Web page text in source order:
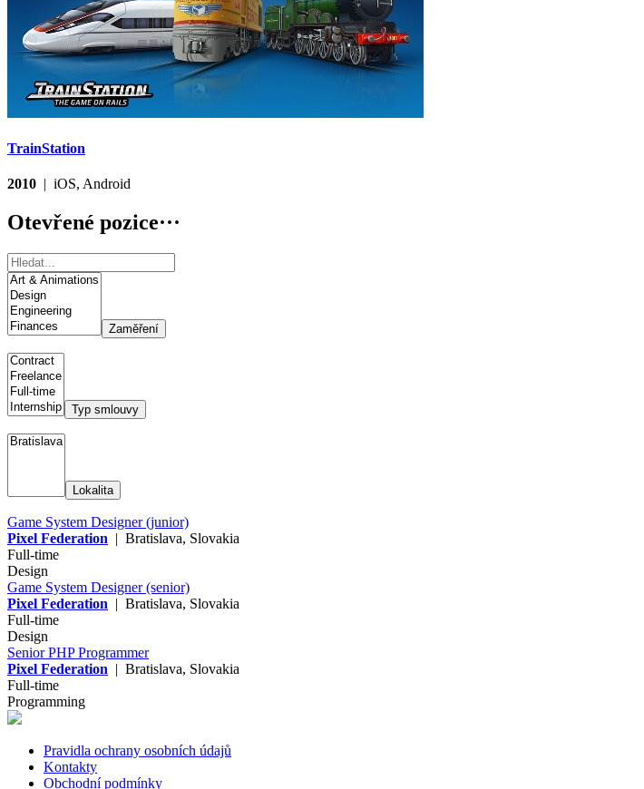
TrainStation
2010 | iOS, Android
Otevřené pozice···
Zaměření
Typ smlouvy
Lokalita
Game System Designer (junior)
Pixel Federation | Bratislava, Slovakia
Full-time
Design
Game System Designer (senior)
Pixel Federation | Bratislava, Slovakia
Full-time
Design
Senior PHP Programmer
Pixel Federation | Bratislava, Slovakia
Full-time
Programming
Pravidla ochrany osobních údajů
Kontakty
Obchodní podmínky